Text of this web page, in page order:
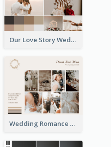
Our Love Story Wedding Mood Board
Wedding Romance Mood Board